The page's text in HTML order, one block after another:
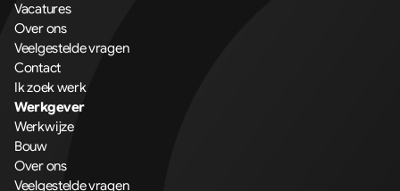
Vacatures
Over ons
Veelgestelde vragen
Contact
Ik zoek werk
Werkgever
Werkwijze
Bouw
Over ons
Veelgestelde vragen